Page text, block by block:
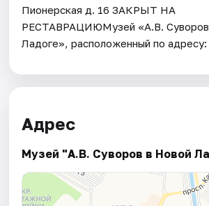
Пионерская д. 16 ЗАКРЫТ НА
РЕСТАВРАЦИЮМузей «А.В. Суворов
Ладоге», расположенный по адресу:
Адрес
Музей "А.В. Суворов в Новой